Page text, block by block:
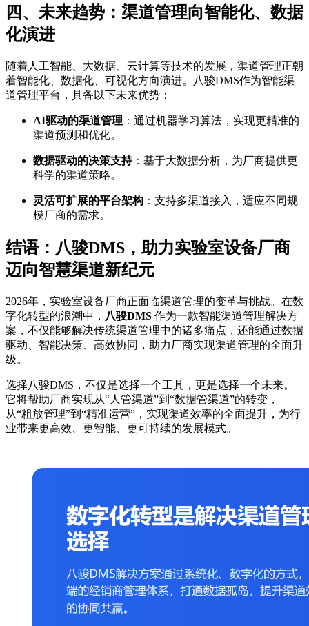
四、未来趋势：渠道管理向智能化、数据
化演进
随着人工智能、大数据、云计算等技术的发展，渠道管理正朝
着智能化、数据化、可视化方向演进。八骏DMS作为智能渠
道管理平台，具备以下未来优势：
AI驱动的渠道管理 ：通过机器学习算法，实现更精准的
渠道预测和优化。
数据驱动的决策支持：基于大数据分析，为厂商提供更
科学的渠道策略。
灵活可扩展的平台架构 ：支持多渠道接入，适应不同规
模厂商的需求。
结语：八骏DMS，助力实验室设备厂商
迈向智慧渠道新纪元
2026年，实验室设备厂商正面临渠道管理的变革与挑战。在数
字化转型的浪潮中， 八骏DMS 作为一款智能渠道管理解决方
案，不仅能够解决传统渠道管理中的诸多痛点，还能通过数据
驱动、智能决策、高效协同，助力厂商实现渠道管理的全面升
级。
选择八骏DMS，不仅是选择一个工具，更是选择一个未来。
它将帮助厂商实现从“人管渠道”到“数据管渠道”的转变，
从“粗放管理”到“精准运营”，实现渠道效率的全面提升，为行
业带来更高效、更智能、更可持续的发展模式。